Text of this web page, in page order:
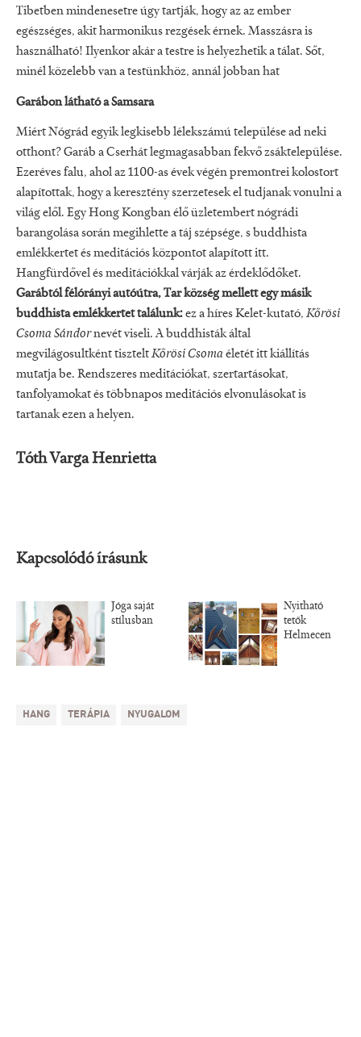
Tibetben mindenesetre úgy tartják, hogy az az ember
egészséges, akit harmonikus rezgések érnek. Masszásra is
használható! Ilyenkor akár a testre is helyezhetik a tálat. Sőt,
minél közelebb van a testünkhöz, annál jobban hat
Garábon látható a Samsara
Miért Nógrád egyik legkisebb lélekszámú települése ad neki
otthont? Garáb a Cserhát legmagasabban fekvő zsáktelepülése.
Ezeréves falu, ahol az 1100-as évek végén premontrei kolostort
alapítottak, hogy a keresztény szerzetesek el tudjanak vonulni a
világ elől. Egy Hong Kongban élő üzletembert nógrádi
barangolása során megihlette a táj szépsége, s buddhista
emlékkertet és meditációs központot alapított itt.
Hangfürdővel és meditációkkal várják az érdeklődőket.
Garábtól félórányi autóútra, Tar község mellett egy másik
buddhista emlékkertet találunk:ez a híres Kelet-kutató,Kőrösi
Csoma Sándornevét viseli. A buddhisták által
megvilágosultként tiszteltKőrösi Csomaéletét itt kiállítás
mutatja be. Rendszeres meditációkat, szertartásokat,
tanfolyamokat és többnapos meditációs elvonulásokat is
tartanak ezen a helyen.
Tóth Varga Henrietta
Kapcsolódó írásunk
Jóga saját
stílusban
Nyitható
tetők
Helmecen
HANG TERÁPIA NYUGALOM